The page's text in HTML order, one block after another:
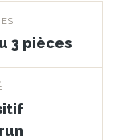
3 pièces